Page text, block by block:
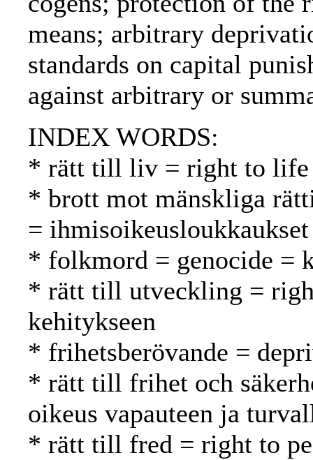
means; arbitrary
standards on capital
against arbitrary or
INDEX WORDS:
* rätt till liv = right to life
* brott mot mänskliga
= ihmisoikeusloukkaukset
* folkmord = genocide =
* rätt till utveckling =
kehitykseen
* frihetsberövande =
* rätt till frihet och
oikeus vapauteen ja
* rätt till fred = right to